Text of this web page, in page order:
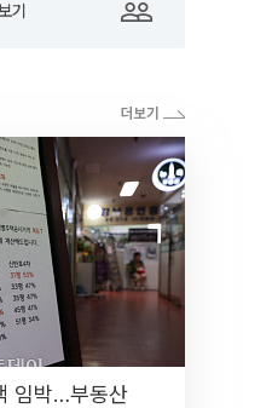
기
임박…부동산